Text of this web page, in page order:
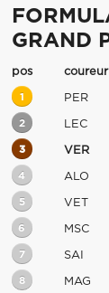
GRAND
pos coureur
1 PER
2 LEC
3 VER
4 ALO
5 VET
6 MSC
7 SAI
8 MAG